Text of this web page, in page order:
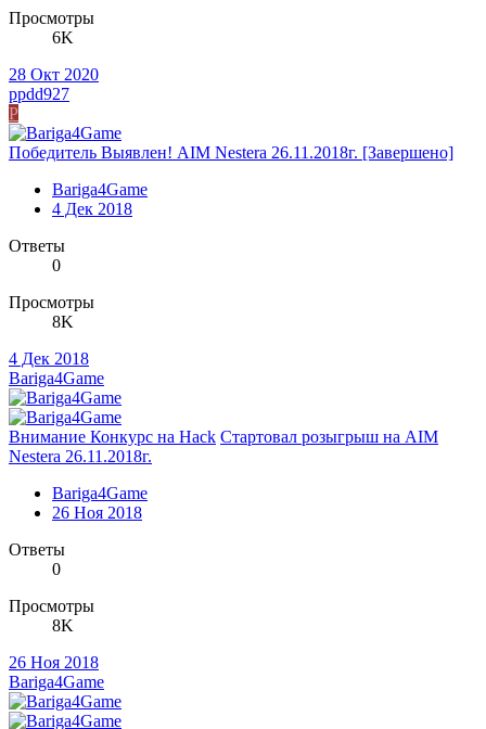
Просмотры
6K
28 Окт 2020
ppdd927
P
Победитель Выявлен! AIM Nestera 26.11.2018г. [Завершено]
Bariga4Game
4 Дек 2018
Ответы
0
Просмотры
8K
4 Дек 2018
Bariga4Game
Внимание Конкурс на Hack Стартовал розыгрыш на AIM
Nestera 26.11.2018г.
Bariga4Game
26 Ноя 2018
Ответы
0
Просмотры
8K
26 Ноя 2018
Bariga4Game